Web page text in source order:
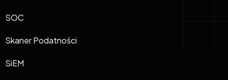
SOC
Skaner Podatności
SiEM